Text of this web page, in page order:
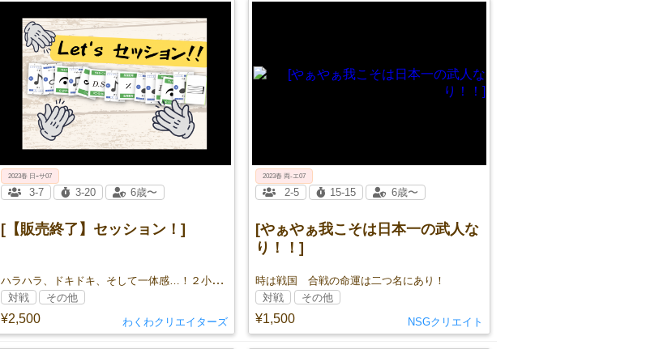
[【販売終了】セッション！]
ハラハラ、ドキドキ、そして一体感…！２小節で最高のセッションを生み出そう！
¥2,500
2023春 日ｰサ07
3-7 3-20 6歳〜
対戦 その他
わくわクリエイターズ
[やぁやぁ我こそは日本一の武人な
り！！]
時は戦国 合戦の命運は二つ名にあり！
¥1,500
2023春 両‐エ07
2-5 15-15 6歳〜
対戦 その他
NSGクリエイト